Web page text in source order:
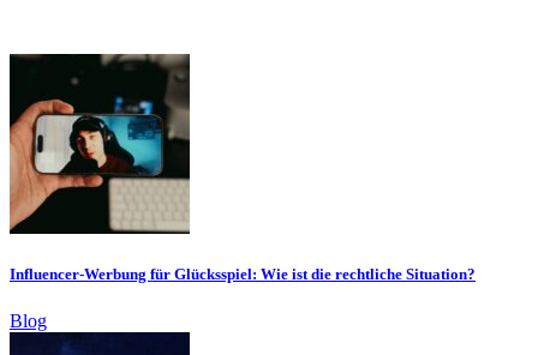
Influencer-Werbung für Glücksspiel: Wie ist die rechtliche Situation?
Blog